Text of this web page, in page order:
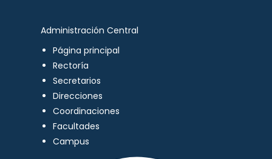
Administración Central
Página principal
Rectoría
Secretarios
Direcciones
Coordinaciones
Facultades
Campus